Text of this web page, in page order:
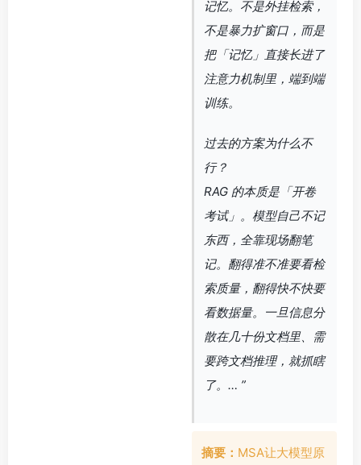
记忆。不是外挂检索，
不是暴力扩窗口，而是
把「记忆」直接长进了
注意力机制里，端到端
训练。
过去的方案为什么不
行？
RAG 的本质是「开卷
考试」。模型自己不记
东西，全靠现场翻笔
记。翻得准不准要看检
索质量，翻得快不快要
看数据量。一旦信息分
散在几十份文档里、需
要跨文档推理，就抓瞎
了。… ”
摘要： MSA让大模型原